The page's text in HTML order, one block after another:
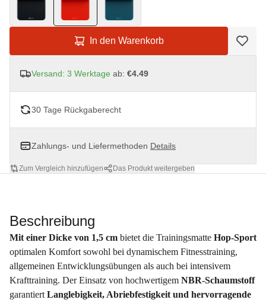
In den Warenkorb
Versand: 3 Werktage ab: €4.49
30 Tage Rückgaberecht
Zahlungs- und Liefermethoden Details
Zum Vergleich hinzufügen Das Produkt weitergeben
Beschreibung
Mit einer Dicke von 1,5 cm bietet die Trainingsmatte Hop-Sport
optimalen Komfort sowohl bei dynamischem Fitnesstraining,
allgemeinen Entwicklungsübungen als auch bei intensivem
Krafttraining. Der Einsatz von hochwertigem NBR-Schaumstoff
garantiert Langlebigkeit, Abriebfestigkeit und hervorragende